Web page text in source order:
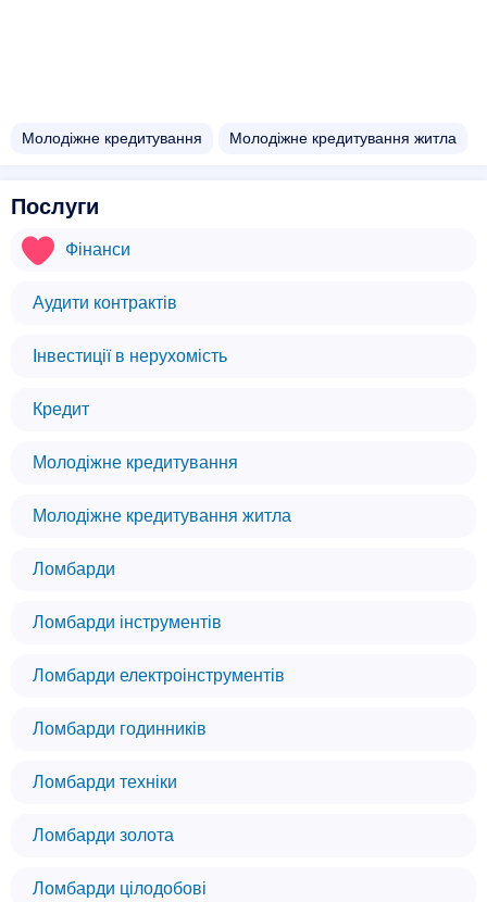
Молодіжне кредитування Молодіжне кредитування житла
Послуги
Фінанси
Аудити контрактів
Інвестиції в нерухомість
Кредит
Молодіжне кредитування
Молодіжне кредитування житла
Ломбарди
Ломбарди інструментів
Ломбарди електроінструментів
Ломбарди годинників
Ломбарди техніки
Ломбарди золота
Ломбарди цілодобові